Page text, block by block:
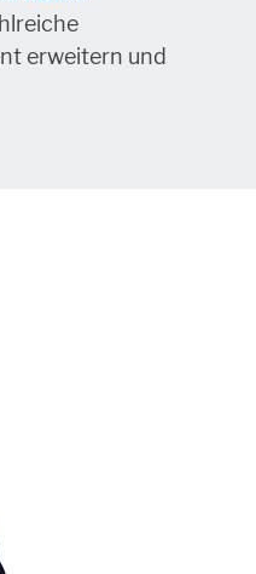
erweitern und